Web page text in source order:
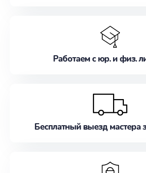
Работаем с юр. и физ.
Бесплатный выезд мастера